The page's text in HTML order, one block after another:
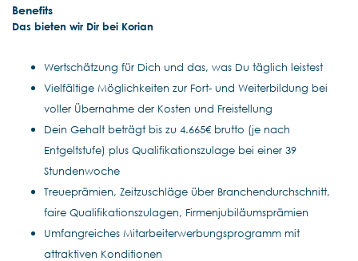
Benefits
Das bieten wir Dir bei Korian
Wertschätzung für Dich und das, was Du täglich leistest
Vielfältige Möglichkeiten zur Fort- und Weiterbildung bei
voller Übernahme der Kosten und Freistellung
Dein Gehalt beträgt bis zu 4.665€ brutto (je nach
Entgeltstufe) plus Qualifikationszulage bei einer 39
Stundenwoche
Treueprämien, Zeitzuschläge über Branchendurchschnitt,
faire Qualifikationszulagen, Firmenjubiläumsprämien
Umfangreiches Mitarbeiterwerbungsprogramm mit
attraktiven Konditionen